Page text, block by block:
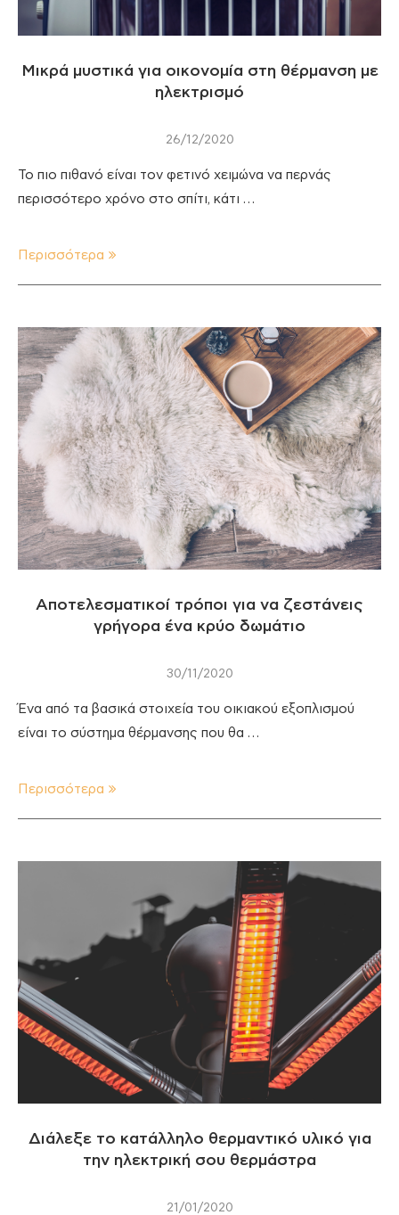
Μικρά μυστικά για οικονομία στη θέρμανση με
ηλεκτρισμό
26/12/2020
To πιο πιθανό είναι τον φετινό χειμώνα να περνάς
περισσότερο χρόνο στο σπίτι, κάτι …
Περισσότερα
Αποτελεσματικοί τρόποι για να ζεστάνεις
γρήγορα ένα κρύο δωμάτιο
30/11/2020
Ένα από τα βασικά στοιχεία του οικιακού εξοπλισμού
είναι το σύστημα θέρμανσης που θα …
Περισσότερα
Διάλεξε το κατάλληλο θερμαντικό υλικό για
την ηλεκτρική σου θερμάστρα
21/01/2020